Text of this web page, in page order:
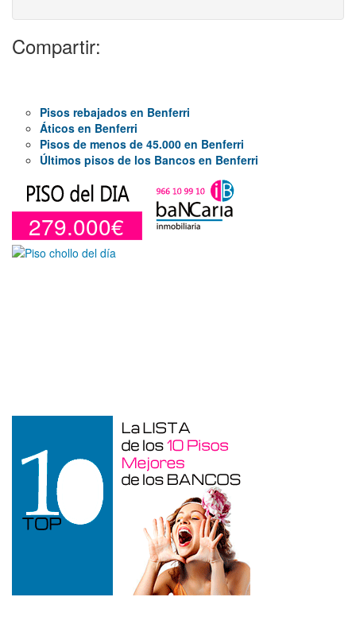
Compartir:
Pisos rebajados en Benferri
Áticos en Benferri
Pisos de menos de 45.000 en Benferri
Últimos pisos de los Bancos en Benferri
279.000€